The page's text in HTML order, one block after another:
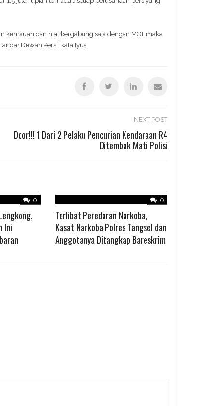
kemauan dan niat bergabung saja dengan MOI, maka
Dewan Pers,” kata Iyus.
NEXT POST
Door!!! 1 Dari 2 Pelaku Pencurian Kendaraan R4
Ditembak Mati Polisi
0
Ini
0
Terlibat Peredaran Narkoba,
Kasat Narkoba Polres Tangsel dan
Anggotanya Ditangkap Bareskrim